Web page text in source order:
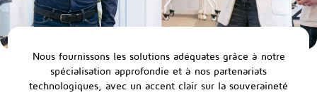
Nous fournissons les solutions adéquates grâce à notre
spécialisation approfondie et à nos partenariats
technologiques, avec un accent clair sur la souveraineté